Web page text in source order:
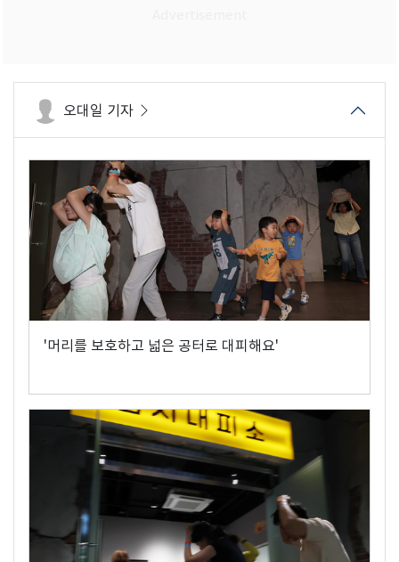
오대일 기자
'머리를 보호하고 넓은 공터로 대피해요'